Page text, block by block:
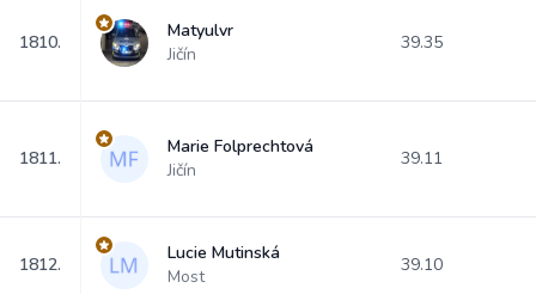
1810.
Matyulvr
Jičín
39.35
1811.
Marie Folprechtová
Jičín
39.11
1812.
Lucie Mutinská
Most
39.10